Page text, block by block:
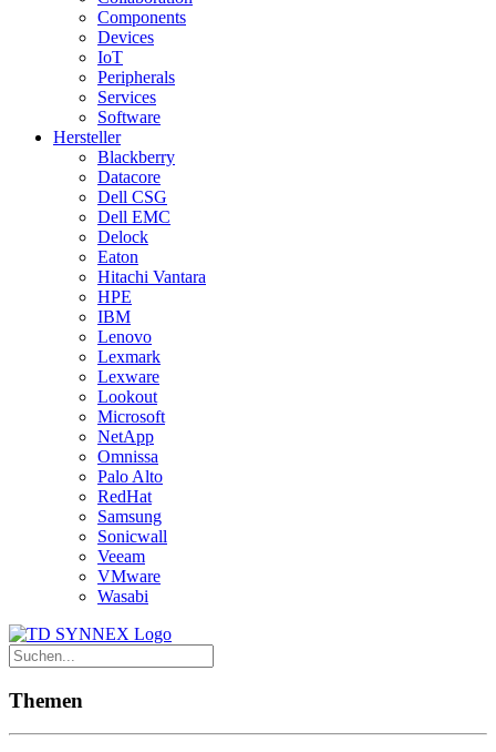
Components
Devices
IoT
Peripherals
Services
Software
Hersteller
Blackberry
Datacore
Dell CSG
Dell EMC
Delock
Eaton
Hitachi Vantara
HPE
IBM
Lenovo
Lexmark
Lexware
Lookout
Microsoft
NetApp
Omnissa
Palo Alto
RedHat
Samsung
Sonicwall
Veeam
VMware
Wasabi
Themen